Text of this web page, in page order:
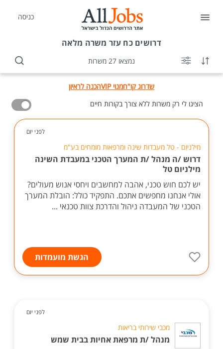
כניסה
דרושיםכח עזר משרה מלאה
נמצאו 27 משרות
שדרוג קו"חמנוי VIP
הכנה לראיון
הציגו לי רק משרות ללא צורך בקורות חיים
לפני יום
מילניום - טל מעבדות שינה ומרפאות מומחים בע"מ
דרוש /ה מנהל /ת המערך הטכני במעבדת השינה
מילניום טל
יש לכם חוש טכני, אהבה למחשבים ויחסי אנוש מעולים?
אולי אנחנו מחפשים אתכם. התפקיד כולל: הובלת המערך
הטכני של המעבדה ניהול והדרכת צוות טכנאי ...
הגשת מועמדות
לפני יום
מכבי שירותי בריאות
מנהל /ת מרפאת אחיות בבית שמש